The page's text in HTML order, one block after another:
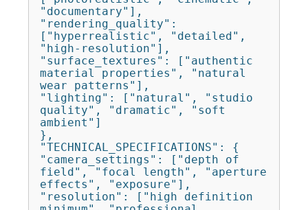
"documentary"],
"rendering_quality":
["hyperrealistic", "detailed",
"high-resolution"],
"surface_textures": ["authentic
material properties", "natural
wear patterns"],
"lighting": ["natural", "studio
quality", "dramatic", "soft
ambient"]
},
"TECHNICAL_SPECIFICATIONS": {
"camera_settings": ["depth of
field", "focal length", "aperture
effects", "exposure"],
"resolution": ["high definition